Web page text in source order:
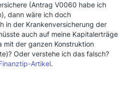
(Antrag V0060 habe ich
dann wäre ich doch
in der Krankenversicherung der
auch auf meine Kapitalerträge
mit der ganzen Konstruktion
Oder verstehe ich das falsch?
Artikel.